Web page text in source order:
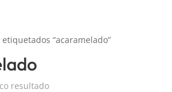
“acaramelado”
resultado